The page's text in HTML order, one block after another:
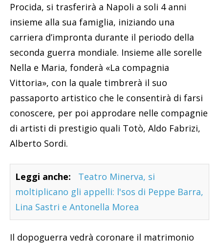
Procida, si trasferirà a Napoli a soli 4 anni
insieme alla sua famiglia, iniziando una
carriera d’impronta durante il periodo della
seconda guerra mondiale. Insieme alle sorelle
Nella e Maria, fonderà «La compagnia
Vittoria», con la quale timbrerà il suo
passaporto artistico che le consentirà di farsi
conoscere, per poi approdare nelle compagnie
di artisti di prestigio quali Totò, Aldo Fabrizi,
Alberto Sordi.
Leggi anche:
Teatro Minerva, si
moltiplicano gli appelli: l'sos di Peppe Barra,
Lina Sastri e Antonella Morea
Il dopoguerra vedrà coronare il matrimonio